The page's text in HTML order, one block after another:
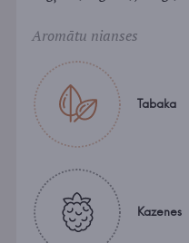
Aromātu nianses
Tabaka
Kazenes